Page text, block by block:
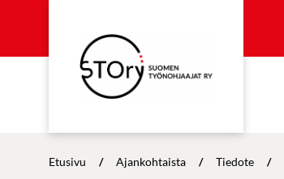
Etusivu / Ajankohtaista / Tiedote /